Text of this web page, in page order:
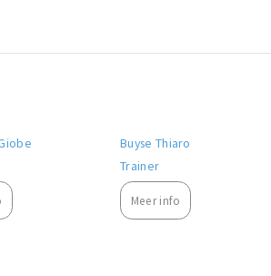
Buyse Thiaro
Trainer
Meer info